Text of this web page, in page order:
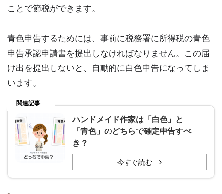
ことで節税ができます。
青色申告するためには、事前に税務署に所得税の青色
申告承認申請書を提出しなければなりません。この届
け出を提出しないと、自動的に白色申告になってしま
います。
関連記事
ハンドメイド作家は「白色」と
「青色」のどちらで確定申告すべ
き？
今すぐ読む